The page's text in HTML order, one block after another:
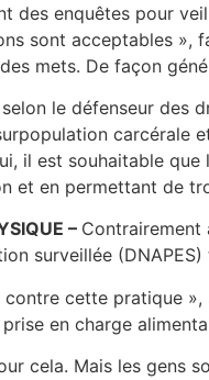
des enquêtes pour
sont acceptables »,
mets. De façon
le défenseur des
carcérale
il est souhaitable
et en permettant de
– Contrairement
surveillée
contre cette pratique
en charge
cela. Mais les gens